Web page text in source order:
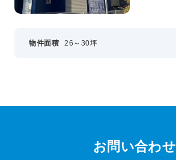
物件面積 26～30坪
お問い合わせ